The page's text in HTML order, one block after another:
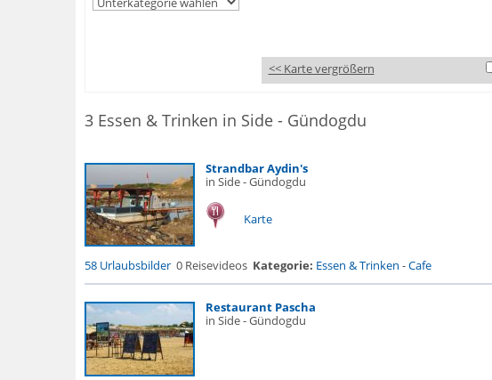
<< Karte vergrößern
3 Essen & Trinken in Side - Gündogdu
Strandbar Aydin's
in Side - Gündogdu
Karte
58 Urlaubsbilder 0 Reisevideos Kategorie: Essen & Trinken -Cafe
Restaurant Pascha
in Side - Gündogdu